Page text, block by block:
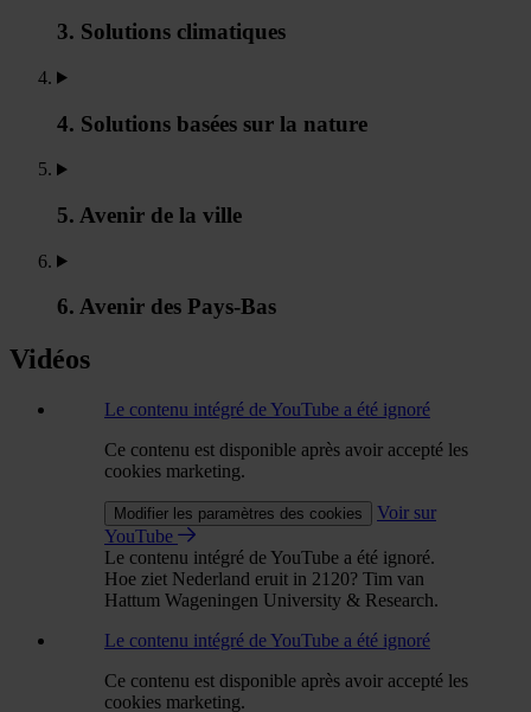
3. Solutions climatiques
4. Solutions basées sur la nature
5. Avenir de la ville
6. Avenir des Pays-Bas
Vidéos
Le contenu intégré de YouTube a été ignoré
Ce contenu est disponible après avoir accepté les
cookies marketing.
Modifier les paramètres des cookies
Voir sur
YouTube
Le contenu intégré de YouTube a été ignoré.
Hoe ziet Nederland eruit in 2120? Tim van
Hattum Wageningen University & Research.
Le contenu intégré de YouTube a été ignoré
Ce contenu est disponible après avoir accepté les
cookies marketing.